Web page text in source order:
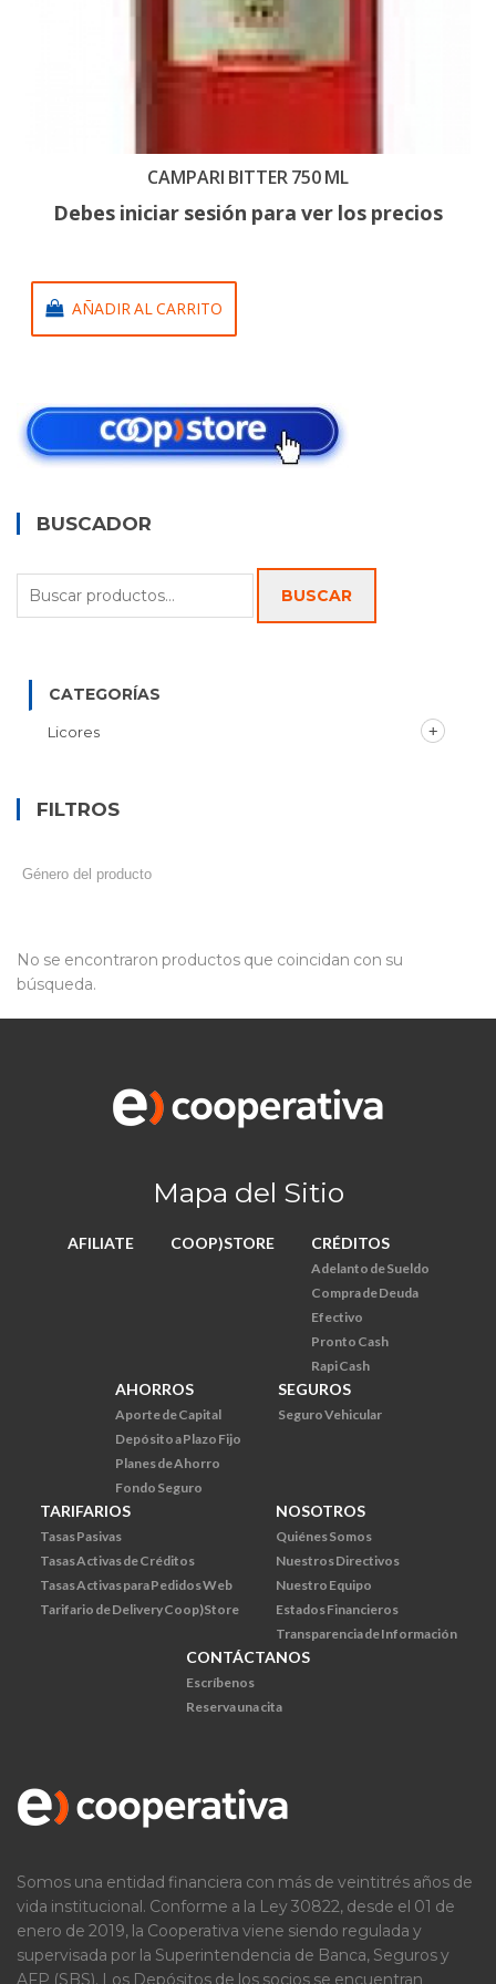
CAMPARI BITTER 750 ML
Debes iniciar sesión para ver los precios
AÑADIR AL CARRITO
No se encontraron productos que coincidan con su
búsqueda.
BUSCADOR
Buscar
por:
BUSCAR
CATEGORÍAS
Licores
FILTROS
Mapa del Sitio
AFILIATE COOP)STORE CRÉDITOS
Adelanto de Sueldo
Compra de Deuda
Efectivo
Pronto Cash
Rapi Cash
AHORROS
Aporte de Capital
Depósito a Plazo Fijo
Planes de Ahorro
Fondo Seguro
SEGUROS
Seguro Vehicular
TARIFARIOS
Tasas Pasivas
Tasas Activas de Créditos
Tasas Activas para Pedidos Web
Tarifario de Delivery Coop)Store
NOSOTROS
Quiénes Somos
Nuestros Directivos
Nuestro Equipo
Estados Financieros
Transparencia de Información
CONTÁCTANOS
Escríbenos
Reserva una cita
Somos una entidad financiera con más de veintitrés años de
vida institucional. Conforme a la Ley 30822, desde el 01 de
enero de 2019, la Cooperativa viene siendo regulada y
supervisada por la Superintendencia de Banca, Seguros y
AFP (SBS). Los Depósitos de los socios se encuentran